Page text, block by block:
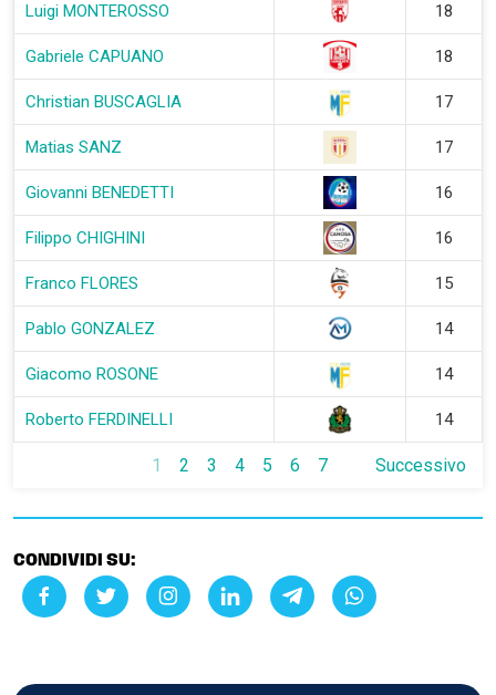
Luigi MONTEROSSO 18
Gabriele CAPUANO 18
Christian BUSCAGLIA 17
Matias SANZ 17
Giovanni BENEDETTI 16
Filippo CHIGHINI 16
Franco FLORES 15
Pablo GONZALEZ 14
Giacomo ROSONE 14
Roberto FERDINELLI 14
1 2 3 4 5 6 7 Successivo
CONDIVIDI SU: